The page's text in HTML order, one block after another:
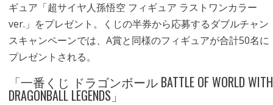
ギュア「超サイヤ人孫悟空 フィギュア ラストワンカラー
ver.」をプレゼント。くじの半券から応募するダブルチャン
スキャンペーンでは、A賞と同様のフィギュアが合計50名に
プレゼントされる。
「一番くじ ドラゴンボール BATTLE OF WORLD WITH
DRAGONBALL LEGENDS」